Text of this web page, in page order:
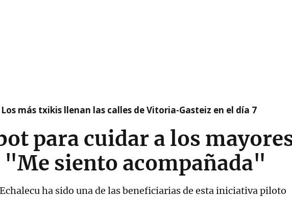
Los más txikis llenan las calles de Vitoria-Gasteiz en el día 7
para cuidar a los
"Me siento acompañada"
ha sido una de las beneficiarias de esta iniciativa piloto